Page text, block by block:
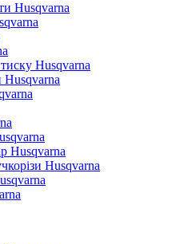
Husqvarna
Husqvarna
Husqvarna
Husqvarna
Husqvarna